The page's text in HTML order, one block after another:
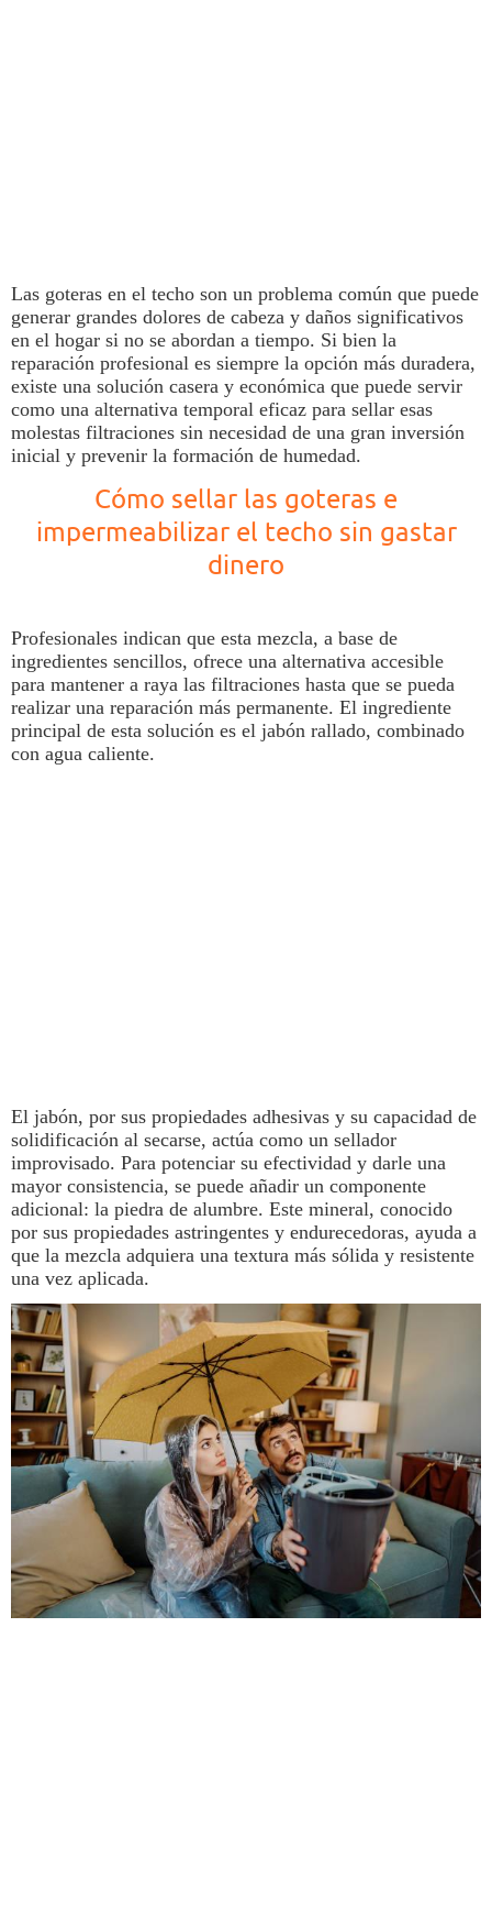
Las goteras en el techo son un problema común que puede
generar grandes dolores de cabeza y daños significativos
en el hogar si no se abordan a tiempo. Si bien la
reparación profesional es siempre la opción más duradera,
existe una solución casera y económica que puede servir
como una alternativa temporal eficaz para sellar esas
molestas filtraciones sin necesidad de una gran inversión
inicial y prevenir la formación de humedad.
Cómo sellar las goteras e
impermeabilizar el techo sin gastar
dinero
Profesionales indican que esta mezcla, a base de
ingredientes sencillos, ofrece una alternativa accesible
para mantener a raya las filtraciones hasta que se pueda
realizar una reparación más permanente. El ingrediente
principal de esta solución es el jabón rallado, combinado
con agua caliente.
El jabón, por sus propiedades adhesivas y su capacidad de
solidificación al secarse, actúa como un sellador
improvisado. Para potenciar su efectividad y darle una
mayor consistencia, se puede añadir un componente
adicional: la piedra de alumbre. Este mineral, conocido
por sus propiedades astringentes y endurecedoras, ayuda a
que la mezcla adquiera una textura más sólida y resistente
una vez aplicada.